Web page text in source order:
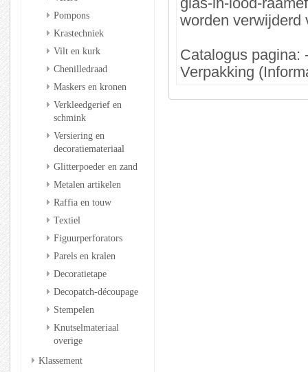
Pompons
Krastechniek
Vilt en kurk
Chenilledraad
Maskers en kronen
Verkleedgerief en
schmink
Versiering en
decoratiemateriaal
Glitterpoeder en zand
Metalen artikelen
Raffia en touw
Textiel
Figuurperforators
Parels en kralen
Decoratietape
Decopatch-découpage
Stempelen
Knutselmateriaal
overige
Klassement
glas-in-lood-
worden verwijderd
Catalogus pagina:
Verpakking